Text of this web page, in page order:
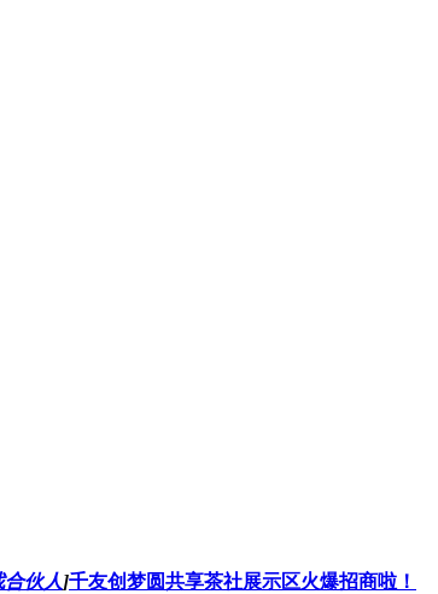
合伙人]千友创梦圆共享茶社展示区火爆招商啦！